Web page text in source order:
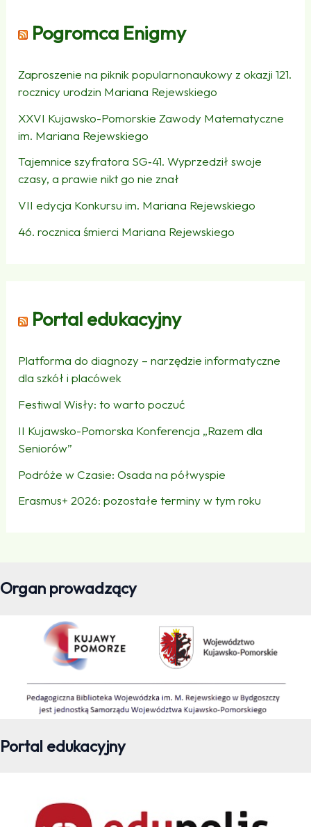
Pogromca Enigmy
Zaproszenie na piknik popularnonaukowy z okazji 121.
rocznicy urodzin Mariana Rejewskiego
XXVI Kujawsko-Pomorskie Zawody Matematyczne
im. Mariana Rejewskiego
Tajemnice szyfratora SG‑41. Wyprzedził swoje
czasy, a prawie nikt go nie znał
VII edycja Konkursu im. Mariana Rejewskiego
46. rocznica śmierci Mariana Rejewskiego
Portal edukacyjny
Platforma do diagnozy – narzędzie informatyczne
dla szkół i placówek
Festiwal Wisły: to warto poczuć
II Kujawsko-Pomorska Konferencja „Razem dla
Seniorów”
Podróże w Czasie: Osada na półwyspie
Erasmus+ 2026: pozostałe terminy w tym roku
Organ prowadzący
Portal edukacyjny